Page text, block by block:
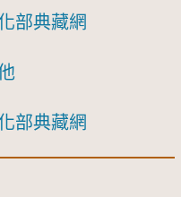
部典藏網
部典藏網